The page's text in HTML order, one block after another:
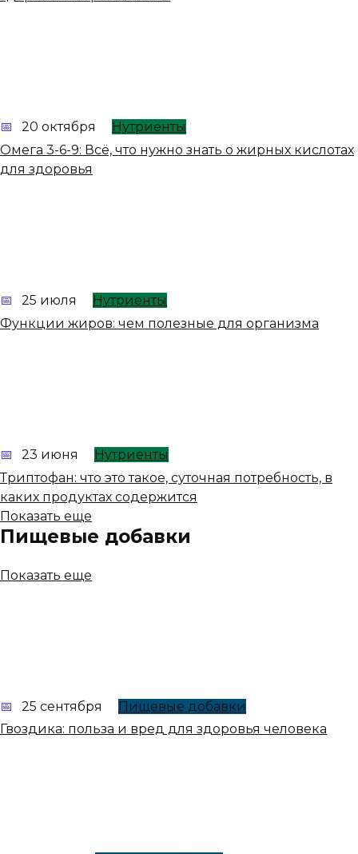
20 октября
Нутриенты
Омега 3-6-9: Всё, что нужно знать о жирных кислотах
для здоровья
25 июля
Нутриенты
Функции жиров: чем полезные для организма
23 июня
Нутриенты
Триптофан: что это такое, суточная потребность, в
каких продуктах содержится
Показать еще
Пищевые добавки
Показать еще
25 сентября
Пищевые добавки
Гвоздика: польза и вред для здоровья человека